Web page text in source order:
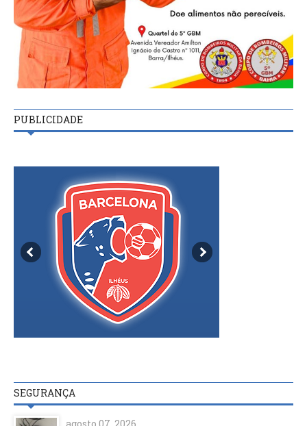
PUBLICIDADE
SEGURANÇA